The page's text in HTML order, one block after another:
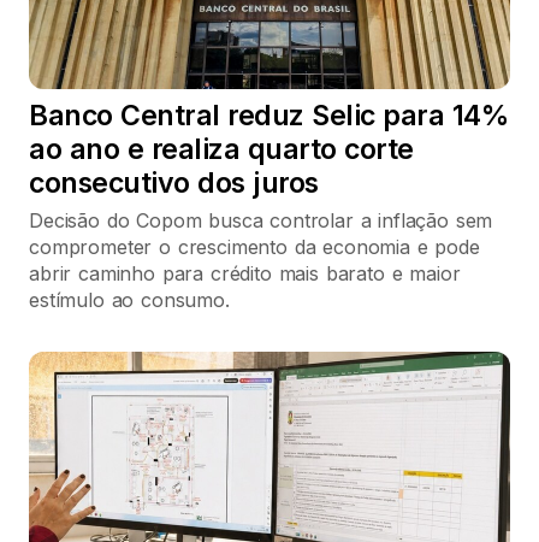
Banco Central reduz Selic para 14%
ao ano e realiza quarto corte
consecutivo dos juros
Decisão do Copom busca controlar a inflação sem
comprometer o crescimento da economia e pode
abrir caminho para crédito mais barato e maior
estímulo ao consumo.